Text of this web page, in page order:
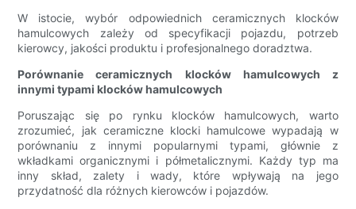
W istocie, wybór odpowiednich ceramicznych klocków
hamulcowych zależy od specyfikacji pojazdu, potrzeb
kierowcy, jakości produktu i profesjonalnego doradztwa.
Porównanie ceramicznych klocków hamulcowych z
innymi typami klocków hamulcowych
Poruszając się po rynku klocków hamulcowych, warto
zrozumieć, jak ceramiczne klocki hamulcowe wypadają w
porównaniu z innymi popularnymi typami, głównie z
wkładkami organicznymi i półmetalicznymi. Każdy typ ma
inny skład, zalety i wady, które wpływają na jego
przydatność dla różnych kierowców i pojazdów.